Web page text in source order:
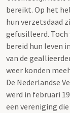
bereikt. Op het
hun verzetsdaad
gefusilleerd. Toch
bereid hun leven
van de
weer konden
De Nederlandse
werd in februari
een vereniging